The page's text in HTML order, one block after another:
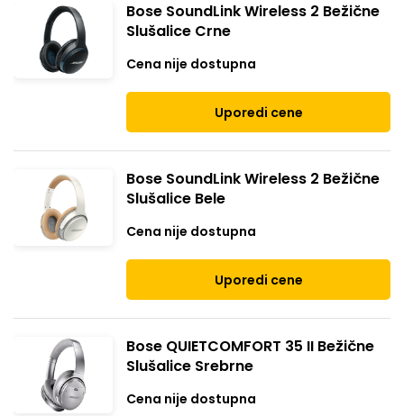
Bose SoundLink Wireless 2 Bežične
Slušalice Crne
Cena nije dostupna
Uporedi cene
Bose SoundLink Wireless 2 Bežične
Slušalice Bele
Cena nije dostupna
Uporedi cene
Bose QUIETCOMFORT 35 II Bežične
Slušalice Srebrne
Cena nije dostupna